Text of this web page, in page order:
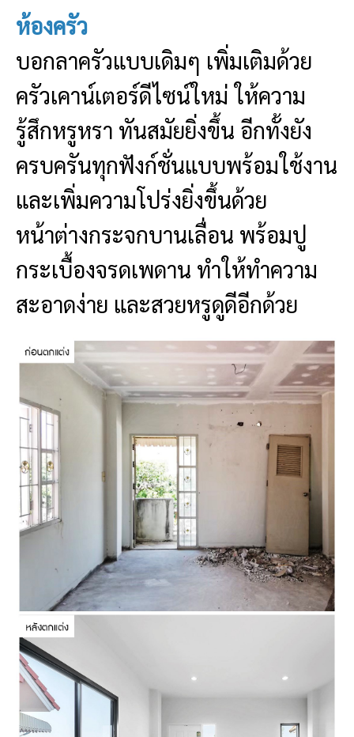
ห้องครัว
บอกลาครัวแบบเดิมๆ เพิ่มเติมด้วย
ครัวเคาน์เตอร์ดีไซน์ใหม่ ให้ความ
รู้สึกหรูหรา ทันสมัยยิ่งขึ้น อีกทั้งยัง
ครบครันทุกฟังก์ชั่นแบบพร้อมใช้งาน
และเพิ่มความโปร่งยิ่งขึ้นด้วย
หน้าต่างกระจกบานเลื่อน พร้อมปู
กระเบื้องจรดเพดาน ทำให้ทำความ
สะอาดง่าย และสวยหรูดูดีอีกด้วย